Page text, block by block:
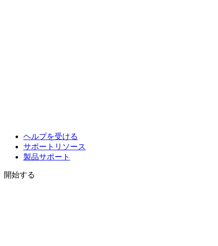
ヘルプを受ける
サポートリソース
製品サポート
開始する